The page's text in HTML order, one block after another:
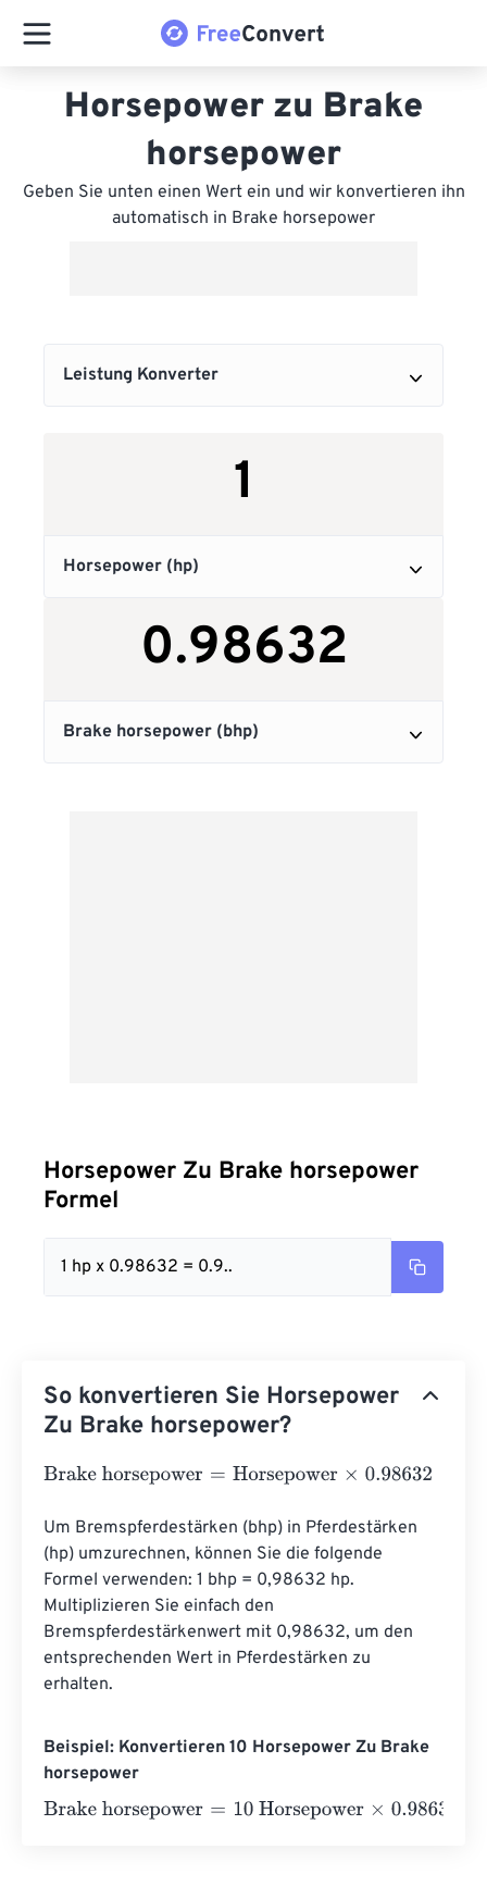
Horsepower zu Brake
horsepower
Geben Sie unten einen Wert ein und wir konvertieren ihn
automatisch in Brake horsepower
Horsepower Zu Brake horsepower
Formel
1 hp x 0.98632 = 0.9..
So konvertieren Sie Horsepower
Zu Brake horsepower?
Brake horsepower=Horsepower×0.98632
Um Bremspferdestärken (bhp) in Pferdestärken
(hp) umzurechnen, können Sie die folgende
Formel verwenden: 1 bhp = 0,98632 hp.
Multiplizieren Sie einfach den
Bremspferdestärkenwert mit 0,98632, um den
entsprechenden Wert in Pferdestärken zu
erhalten.
Beispiel: Konvertieren 10 Horsepower Zu Brake
horsepower
Brake horsepower=10 Horsepower×0.98632=9.8632